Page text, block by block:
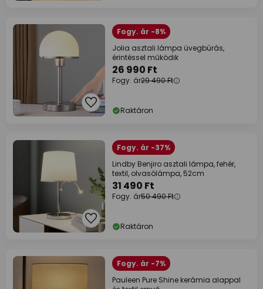
Fogy. ár -8%
Jolia asztali lámpa üvegbúrás,
érintéssel működik
26 990 Ft
Fogy. ár29 490 Ft
Raktáron
Fogy. ár -37%
Lindby Benjiro asztali lámpa, fehér,
textil, olvasólámpa, 52cm
31 490 Ft
Fogy. ár50 490 Ft
Raktáron
Fogy. ár -7%
Pauleen Pure Shine kerámia alappal